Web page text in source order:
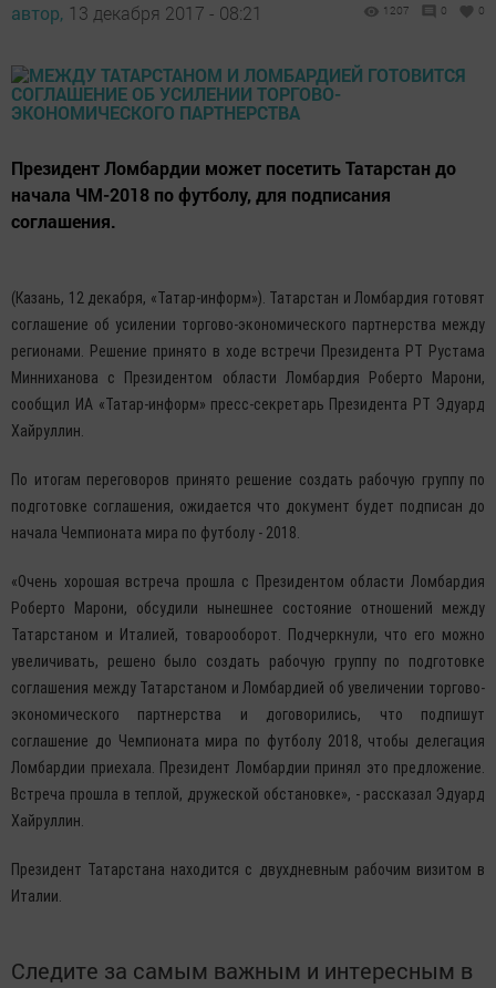
автор, 13 декабря 2017 - 08:21 1207 0 0
Президент Ломбардии может посетить Татарстан до
начала ЧМ-2018 по футболу, для подписания
соглашения.
(Казань, 12 декабря, «Татар-информ»). Татарстан и Ломбардия готовят
соглашение об усилении торгово-экономического партнерства между
регионами. Решение принято в ходе встречи Президента РТ Рустама
Минниханова с Президентом области Ломбардия Роберто Марони,
сообщил ИА «Татар-информ» пресс-секретарь Президента РТ Эдуард
Хайруллин.
По итогам переговоров принято решение создать рабочую группу по
подготовке соглашения, ожидается что документ будет подписан до
начала Чемпионата мира по футболу - 2018.
«Очень хорошая встреча прошла с Президентом области Ломбардия
Роберто Марони, обсудили нынешнее состояние отношений между
Татарстаном и Италией, товарооборот. Подчеркнули, что его можно
увеличивать, решено было создать рабочую группу по подготовке
соглашения между Татарстаном и Ломбардией об увеличении торгово-
экономического партнерства и договорились, что подпишут
соглашение до Чемпионата мира по футболу 2018, чтобы делегация
Ломбардии приехала. Президент Ломбардии принял это предложение.
Встреча прошла в теплой, дружеской обстановке», - рассказал Эдуард
Хайруллин.
Президент Татарстана находится с двухдневным рабочим визитом в
Италии.
Следите за самым важным и интересным в